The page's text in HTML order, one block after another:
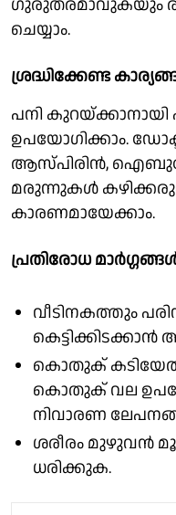
ഗുരുതരമാവുകയും
ചെയ്യാം.
ശ്രദ്ധിക്കേണ്ട
പനി കുറയ്ക്കാനായി
ഉപയോഗിക്കാം.
ആസ്പിരിൻ,
മരുന്നുകൾ
കാരണമായേക്കാം.
പ്രതിരോധ
വീടിനകത്തും
കൊതുക്
കൊതുക് വല
നിവാരണ
ശരീരം മുഴുവൻ
ധരിക്കുക.